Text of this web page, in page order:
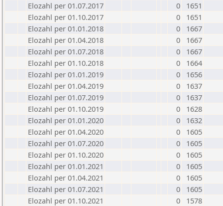
Elozahl per 01.07.2017
0
1651
Elozahl per 01.10.2017
0
1651
Elozahl per 01.01.2018
0
1667
Elozahl per 01.04.2018
0
1667
Elozahl per 01.07.2018
0
1667
Elozahl per 01.10.2018
0
1664
Elozahl per 01.01.2019
0
1656
Elozahl per 01.04.2019
0
1637
Elozahl per 01.07.2019
0
1637
Elozahl per 01.10.2019
0
1628
Elozahl per 01.01.2020
0
1632
Elozahl per 01.04.2020
0
1605
Elozahl per 01.07.2020
0
1605
Elozahl per 01.10.2020
0
1605
Elozahl per 01.01.2021
0
1605
Elozahl per 01.04.2021
0
1605
Elozahl per 01.07.2021
0
1605
Elozahl per 01.10.2021
0
1578